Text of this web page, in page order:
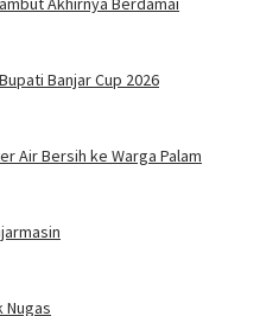
Banjar Cup 2026
Air Bersih ke Warga Palam
Nugas